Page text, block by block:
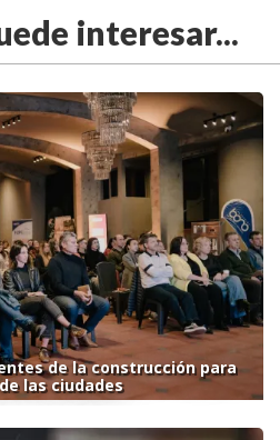
interesar...
de la construcción para
las ciudades